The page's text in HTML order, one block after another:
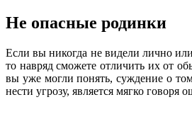
Не опасные родинки
Если вы никогда не видели лично
то навряд сможете отличить их от
вы уже могли понять, суждение о
нести угрозу, является мягко говоря